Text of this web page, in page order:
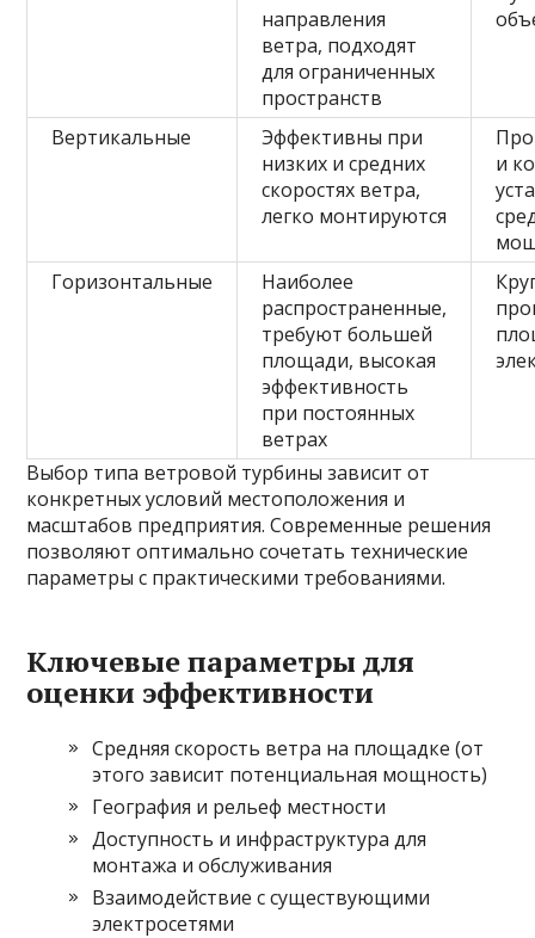
направления
ветра, подходят
для ограниченных
пространств
Вертикальные
Эффективны при
низких и средних
скоростях ветра,
легко монтируются
и
Горизонтальные
Наиболее
распространенные,
требуют большей
площади, высокая
эффективность
при постоянных
ветрах
Выбор типа ветровой турбины зависит от
конкретных условий местоположения и
масштабов предприятия. Современные решения
позволяют оптимально сочетать технические
параметры с практическими требованиями.
Ключевые параметры для
оценки эффективности
Средняя скорость ветра на площадке (от
этого зависит потенциальная мощность)
География и рельеф местности
Доступность и инфраструктура для
монтажа и обслуживания
Взаимодействие с существующими
электросетями